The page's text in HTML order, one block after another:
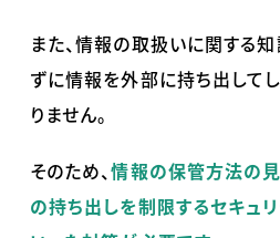
また、情報の取扱いに関する
ずに情報を外部に持ち出して
りません。
そのため、情報の保管方法の
の持ち出しを制限するセキュ